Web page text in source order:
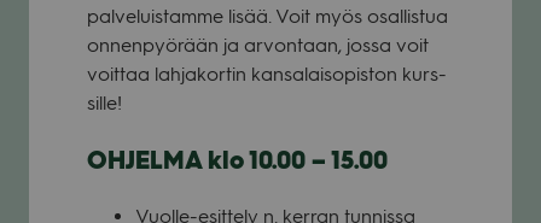
pal­ve­luis­tamme lisää. Voit myös osal­lis­tua
onnen­pyö­rään ja arvon­taan, jossa voit
voit­taa lah­ja­kor­tin kan­sa­lais­opis­ton kurs­
sille!
OHJELMA klo 10.00 – 15.00
Vuolle-esit­tely n. ker­ran tun­nissa